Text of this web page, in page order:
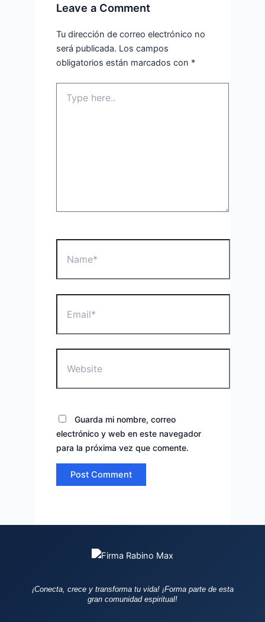
Leave a Comment
Tu dirección de correo electrónico no
será publicada. Los campos
obligatorios están marcados con *
here..
Guarda mi nombre, correo
electrónico y web en este navegador
para la próxima vez que comente.
¡Conecta, crece y transforma tu vida! ¡Forma parte de esta
gran comunidad espiritual!